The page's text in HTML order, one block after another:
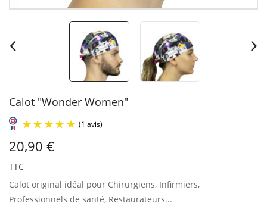
Calot "Wonder Women"
(1 avis)
20,90 €
TTC
Calot original idéal pour Chirurgiens, Infirmiers,
Professionnels de santé, Restaurateurs...